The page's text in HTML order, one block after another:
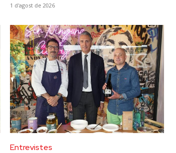
1 d'agost de 2026
Entrevistes